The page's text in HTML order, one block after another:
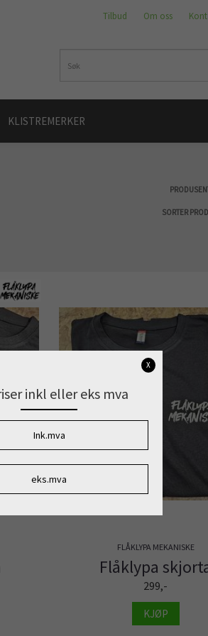
Tilbud Om oss
KLISTREMERKER
SORTER
FLÅKLYPA MEKANISKE
Flåklypa
299,-
KJØP
inkl eller eks mva
Ink.mva
eks.mva
X